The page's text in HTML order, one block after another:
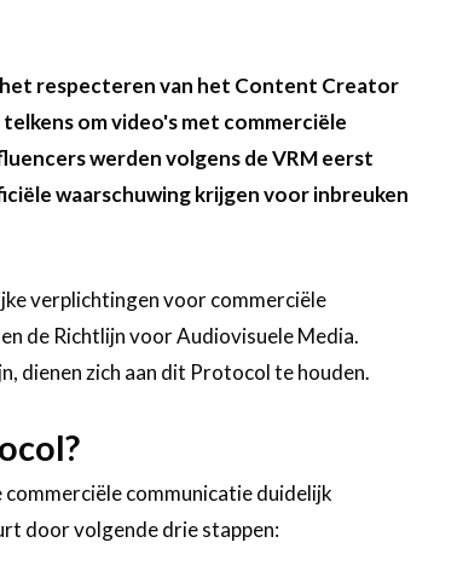
respecteren van het Content Creator
om video's met commerciële
werden volgens de VRM eerst
waarschuwing krijgen voor inbreuken
verplichtingen voor commerciële
de Richtlijn voor Audiovisuele Media.
dienen zich aan dit Protocol te houden.
communicatie duidelijk
door volgende drie stappen: